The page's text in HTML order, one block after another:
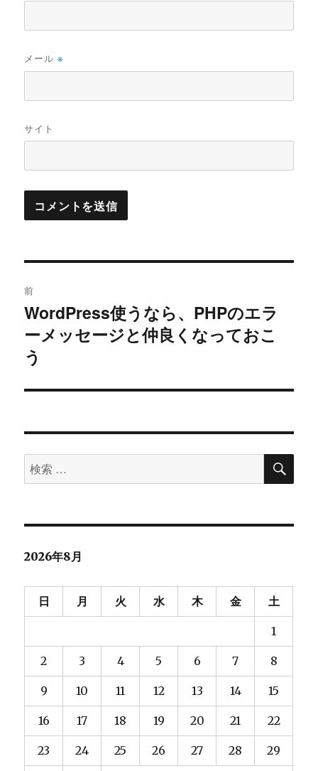
メール※
サイト
稿
ナ
ビ
ゲ
ー
シ
ョ
前
過
去
の
投
稿:
WordPress使うなら、PHPのエラ
ーメッセージと仲良くなっておこ
う
検
索
象:
検
2026年8月
日 月 火 水 木 金 土
1
2 3 4 5 6 7 8
9 10 11 12 13 14 15
16 17 18 19 20 21 22
23 24 25 26 27 28 29